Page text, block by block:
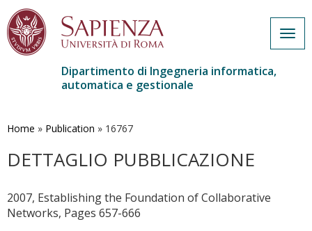
contenuto
Dipartimento di Ingegneria informatica,
automatica e gestionale
Home » Publication » 16767
DETTAGLIO PUBBLICAZIONE
2007, Establishing the Foundation of Collaborative
Networks, Pages 657-666